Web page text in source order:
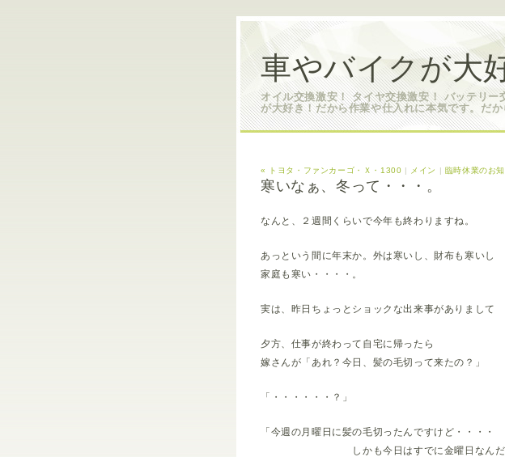
車やバイクが大
オイル交換激安！ タイヤ交換激安！ バッテリ
が大好き！だから作業や仕入れに本気です。だか
« トヨタ・ファンカーゴ・Ｘ・1300 | メイン | 臨時休業のお
寒いなぁ、冬って・・・。
なんと、２週間くらいで今年も終わりますね。
あっという間に年末か。外は寒いし、財布も寒いし
家庭も寒い・・・・。
実は、昨日ちょっとショックな出来事がありまして
夕方、仕事が終わって自宅に帰ったら
嫁さんが「あれ？今日、髪の毛切って来たの？」
「・・・・・・？」
「今週の月曜日に髪の毛切ったんですけど・・・・
しかも今日はすでに金曜日なんだけ